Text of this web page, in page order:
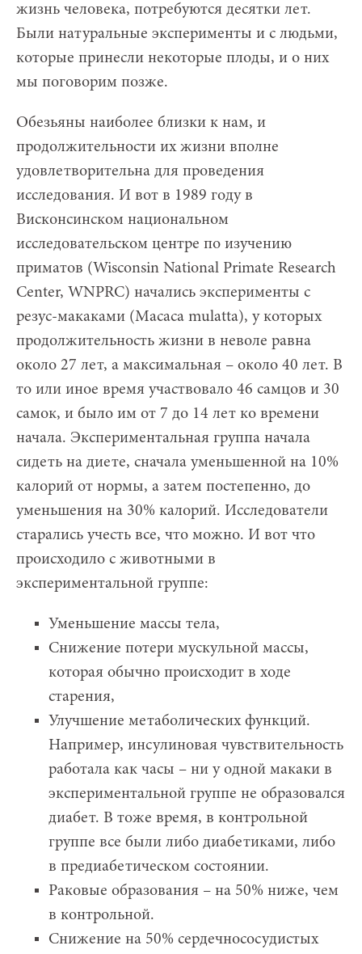
жизнь человека, потребуются десятки лет.
Были натуральные эксперименты и с людьми,
которые принесли некоторые плоды, и о них
мы поговорим позже.
Обезьяны наиболее близки к нам, и
продолжительности их жизни вполне
удовлетворительна для проведения
исследования. И вот в 1989 году в
Висконсинском национальном
исследовательском центре по изучению
приматов (Wisconsin National Primate Research
Center, WNPRC) начались эксперименты с
резус-макаками (Macaca mulatta), у которых
продолжительность жизни в неволе равна
около 27 лет, а максимальная – около 40 лет. В
то или иное время участвовало 46 самцов и 30
самок, и было им от 7 до 14 лет ко времени
начала. Экспериментальная группа начала
сидеть на диете, сначала уменьшенной на 10%
калорий от нормы, а затем постепенно, до
уменьшения на 30% калорий. Исследователи
старались учесть все, что можно. И вот что
происходило с животными в
экспериментальной группе:
Уменьшение массы тела,
Снижение потери мускульной массы,
которая обычно происходит в ходе
старения,
Улучшение метаболических функций.
Например, инсулиновая чувствительность
работала как часы – ни у одной макаки в
экспериментальной группе не образовался
диабет. В тоже время, в контрольной
группе все были либо диабетиками, либо
в предиабетическом состоянии.
Раковые образования – на 50% ниже, чем
в контрольной.
Снижение на 50% сердечнососудистых